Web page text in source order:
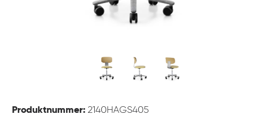
Produktnummer: 2140HAGS405